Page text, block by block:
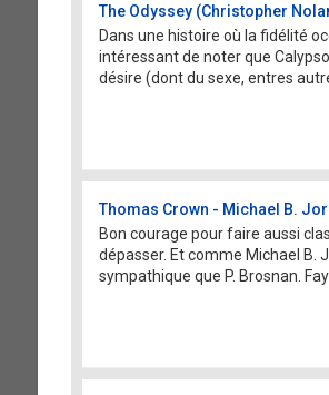
The Odyssey (Christopher
Dans une histoire où la fidélité
intéressant de noter que
désire (dont du sexe, entres
Thomas Crown - Michael B.
Bon courage pour faire aussi
dépasser. Et comme Michael B.
sympathique que P. Brosnan.